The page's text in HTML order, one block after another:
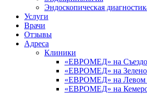
Эндоскопическая
Услуги
Врачи
Отзывы
Адреса
Клиники
«ЕВРОМЕД» на
«ЕВРОМЕД» на
«ЕВРОМЕД» на Левом
«ЕВРОМЕД» на